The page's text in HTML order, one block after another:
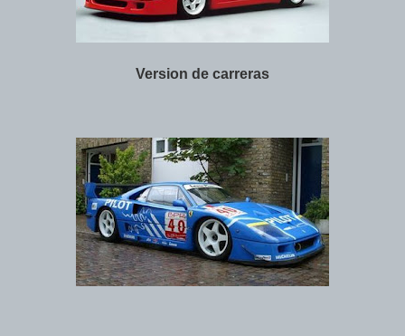
Version de carreras